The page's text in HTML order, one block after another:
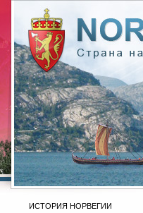
ИСТОРИЯ НОРВЕГИИ